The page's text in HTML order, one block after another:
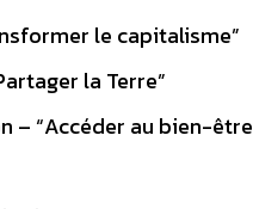
le capitalisme”
la Terre”
– “Accéder au bien-